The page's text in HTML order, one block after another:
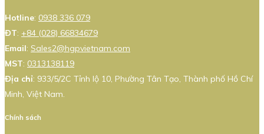
Hotline: 0938 336 079
ĐT: +84 (028) 66834679
Email: Sales2@hgpvietnam.com
MST: 0313138119
Địa chỉ: 933/5/2C Tỉnh lộ 10, Phường Tân Tạo, Thành phố Hồ Chí
Minh, Việt Nam.
Chính sách